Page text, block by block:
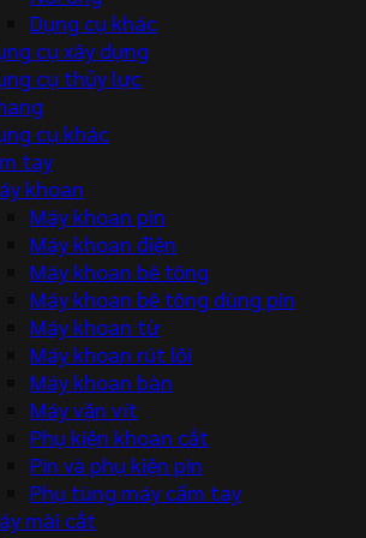
Dụng cụ khác
cụ xây dựng
cụ thủy lực
cụ khác
tay
khoan
Máy khoan pin
Máy khoan điện
Máy khoan bê tông
Máy khoan bê tông dùng pin
Máy khoan từ
Máy khoan rút lõi
Máy khoan bàn
Máy vặn vít
Phụ kiện khoan cắt
Pin và phụ kiện pin
Phụ tùng máy cầm tay
mài cắt